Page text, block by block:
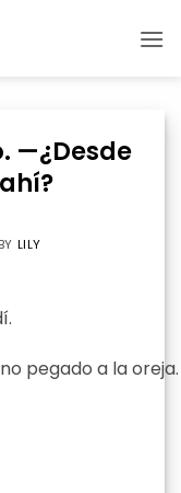
—¿Desde
BY LILY
pegado a la oreja.